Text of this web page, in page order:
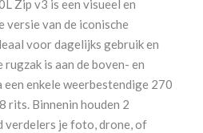
Zip v3 is een visueel en
van de iconische
voor dagelijks gebruik en
is aan de boven- en
enkele weerbestendige 270
rits. Binnenin houden 2
verdelers je foto, drone, of